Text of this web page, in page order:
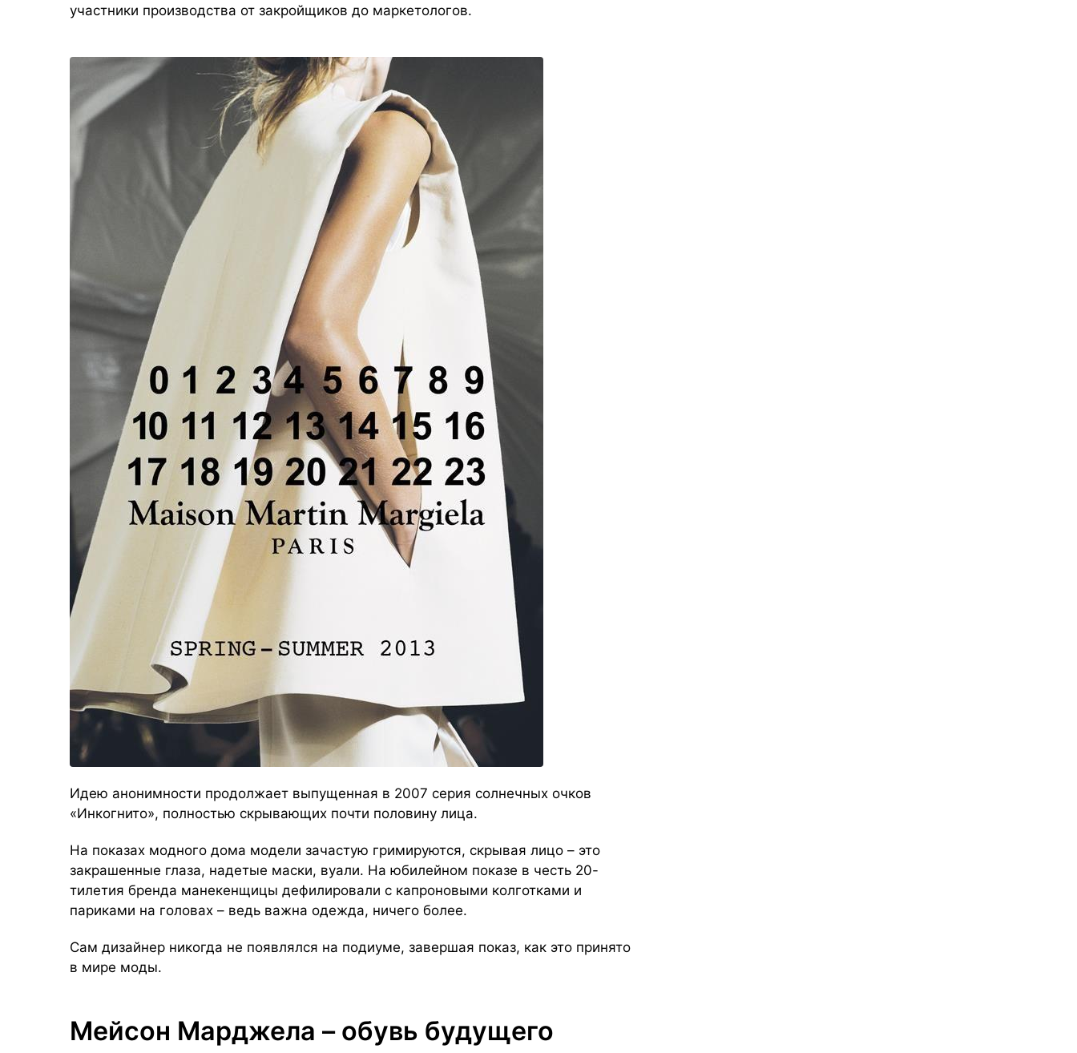
участники производства от закройщиков до маркетологов.
Идею анонимности продолжает выпущенная в 2007 серия солнечных очков
«Инкогнито», полностью скрывающих почти половину лица.
На показах модного дома модели зачастую гримируются, скрывая лицо – это
закрашенные глаза, надетые маски, вуали. На юбилейном показе в честь 20-
тилетия бренда манекенщицы дефилировали с капроновыми колготками и
париками на головах – ведь важна одежда, ничего более.
Сам дизайнер никогда не появлялся на подиуме, завершая показ, как это принято
в мире моды.
Мейсон Марджела – обувь будущего